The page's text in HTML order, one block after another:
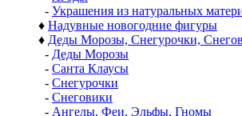
- Украшения из натуральных
♦ Надувные новогодние фигуры
♦ Деды Морозы, Снегурочки,
- Деды Морозы
- Санта Клаусы
- Снегурочки
- Снеговики
- Ангелы, Феи, Эльфы, Гномы